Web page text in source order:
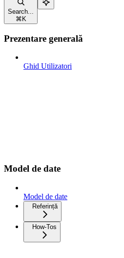
Search...
⌘ K
Prezentare generală
Ghid Utilizatori
Model de date
Model de date
Referință
How-Tos